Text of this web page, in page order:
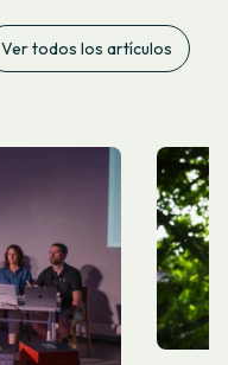
Ver todos los artículos